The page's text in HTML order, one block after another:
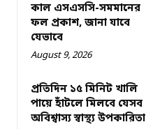
কাল এসএসসি-সমমানের
ফল প্রকাশ, জানা যাবে
যেভাবে
August 9, 2026
প্রতিদিন ১৫ মিনিট খালি
পায়ে হাঁটলে মিলবে যেসব
অবিশ্বাস্য স্বাস্থ্য উপকারিতা